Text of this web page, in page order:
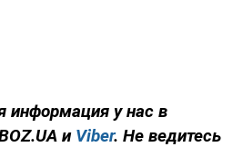
информация у нас в
и Viber. Не ведитесь